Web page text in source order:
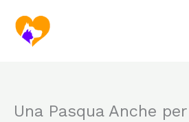
content
Una Pasqua Anche